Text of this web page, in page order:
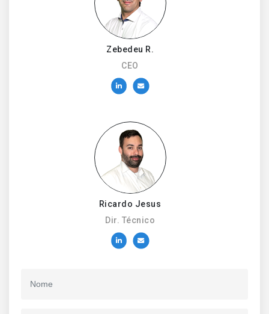
Zebedeu R.
CEO
Ricardo Jesus
Dir. Técnico